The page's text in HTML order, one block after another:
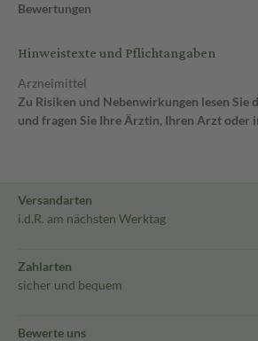
Bewertungen
Hinweistexte und Pflichtangaben
Arzneimittel
Zu Risiken und Nebenwirkungen lesen Sie
und fragen Sie Ihre Ärztin, Ihren Arzt oder
Versandarten
i.d.R. am nächsten Werktag
Zahlarten
sicher und bequem
Bewerte uns